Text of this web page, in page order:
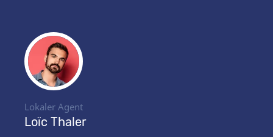
Lokaler Agent
Loïc Thaler